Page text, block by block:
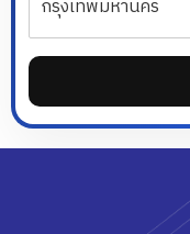
วั
จั
ห
วั